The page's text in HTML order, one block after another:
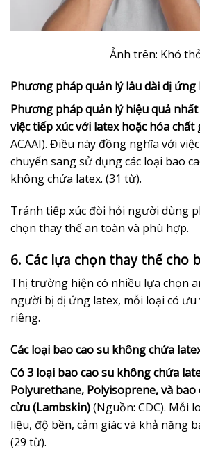
Ảnh trên: Khó
Phương pháp quản lý lâu dài dị ứng
Phương pháp quản lý hiệu quả
việc tiếp xúc với latex hoặc hóa chất
ACAAI). Điều này đồng nghĩa với
chuyển sang sử dụng các loại bao
không chứa latex. (31 từ).
Tránh tiếp xúc đòi hỏi người dùng
chọn thay thế an toàn và phù hợp.
6. Các lựa chọn thay thế cho
Thị trường hiện có nhiều lựa chọn
người bị dị ứng latex, mỗi loại có ưu
riêng.
Các loại bao cao su không chứa
Có 3 loại bao cao su không chứa
Polyurethane, Polyisoprene, và bao
cừu (Lambskin)(Nguồn: CDC). Mỗi
liệu, độ bền, cảm giác và khả năng
(29 từ).